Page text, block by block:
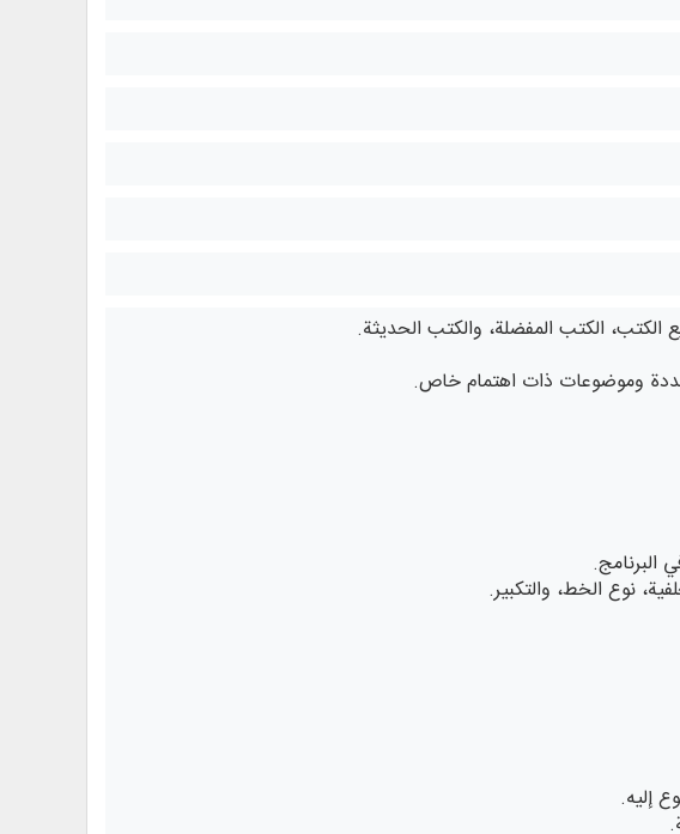
الكتب المفضلة، والكتب الحديثة.
وموضوعات ذات اهتمام خاص.
البرنامج.
نوع الخط، والتكبير.
إليه.